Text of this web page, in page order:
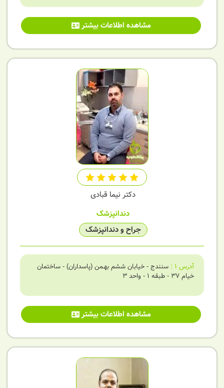
مشاهده اطلاعات بیشتر
دکتر نیما قبادی
دندانپزشک
جراح و دندانپزشک
آدرس 1
: سنندج - خیابان ششم بهـمن (پاسداران) - ساختمان
خیام ٣٧ - طبقه 1 - واحد ٣
مشاهده اطلاعات بیشتر